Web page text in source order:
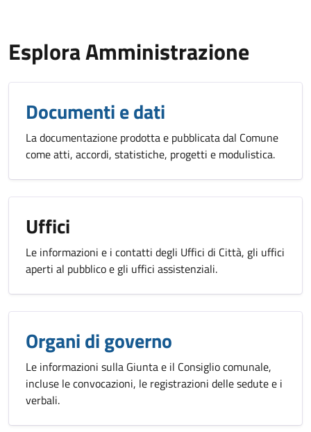
Esplora Amministrazione
Documenti e dati
La documentazione prodotta e pubblicata dal Comune
come atti, accordi, statistiche, progetti e modulistica.
Uffici
Le informazioni e i contatti degli Uffici di Città, gli uffici
aperti al pubblico e gli uffici assistenziali.
Organi di governo
Le informazioni sulla Giunta e il Consiglio comunale,
incluse le convocazioni, le registrazioni delle sedute e i
verbali.